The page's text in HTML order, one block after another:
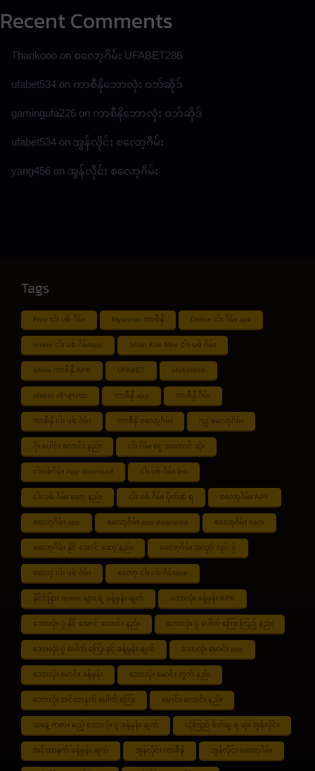
Recent Comments
Thankooo on စလော့ဂိမ်း UFABET286
ufabet534 on ကာစီနိုဘောလုံး ဝဘ်ဆိုဒ်
gamingufa226 on ကာစီနိုဘောလုံး ဝဘ်ဆိုဒ်
ufabet534 on အွန်လိုင်း စလော့ဂိမ်း
yang456 on အွန်လိုင်း စလော့ဂိမ်း
Tags
Free ငါး ပစ် ဂိမ်း Myanmar ကာစီနို Online ငါး ဂိမ်း apk
online ငါး ပစ် ဂိမ်းapp Shan Koe Mee ငါး ပစ် ဂိမ်း
Shwe ကာစီနို APK UFABET ufabet888
ufabet เข้าสู่ระบบ ကာစီနို app ကာစီနို ဂိမ်း
ကာစီနို ငါး ပစ် ဂိမ်း ကာစီနို စလော့ဂိမ်း ကျွဲ စလော့ဂိမ်း
ဂိုး ပေါင်း လောင်း နည်း ငါး ဂိမ်း ငွေ အကောင် ဆုံး
ငါးပစ်ဂိမ်း App download ငါး ပစ် ဂိမ်း link
ငါး ပစ် ဂိမ်း ဆော့ နည်း ငါး ပစ် ဂိမ်း ပိုက်ဆံ ရ စလော့ဂိမ်း APK
စလော့ဂိမ်း app စလော့ဂိမ်း app download စလော့ဂိမ်း hack
စလော့ဂိမ်း နိုင် အောင် ဆော့ နည်း စလော့ဂိမ်း အလုပ် လုပ် ပုံ
စလော့ ငါး ပစ် ဂိမ်း စလော့ ငါး ပစ် ဂိမ်းapp
နိုင်ငံခြား tipster များ ရဲ့ ခန့်မှန်း ချက် ဘောလုံး ခန့်မှန်း APK
ဘောလုံး ပွဲ နိုင် အောင် လောင်း နည်း ဘောလုံး ပွဲ ပေါက် ကြေး ကြည့် နည်း
ဘောလုံး ပွဲ ပေါက် ကြေး နှင့် ခန့်မှန်း ချက် ဘောလုံး မောင်း app
ဘောလုံး မောင်း ခန့်မှန်း ဘောလုံး မောင်း တွက် နည်း
ဘောလုံး အင်တာနက် ပေါက် ကြေး မောင်း လောင်း နည်း
ယနေ့ ကစား မည့် ဘောလုံး ပွဲ ခန့်မှန်း ချက် ယုံကြည် စိတ်ချ ရ ဆုံး အွန်လိုင်း
အင်တာနက် ခန့်မှန်း ချက် အွန်လိုင်း ကာစီနို အွန်လိုင်း စလော့ဂိမ်း